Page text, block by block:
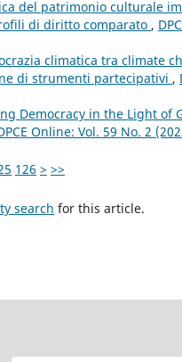
del patrimonio culturale
di diritto comparato ,
climatica tra climate
di strumenti partecipativi ,
Democracy in the Light of
Online: Vol. 59 No. 2
126 > >>
search for this article.